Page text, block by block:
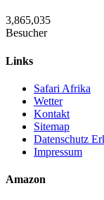
3,865,035
Besucher
Links
Safari Afrika
Wetter
Kontakt
Sitemap
Datenschutz
Impressum
Amazon